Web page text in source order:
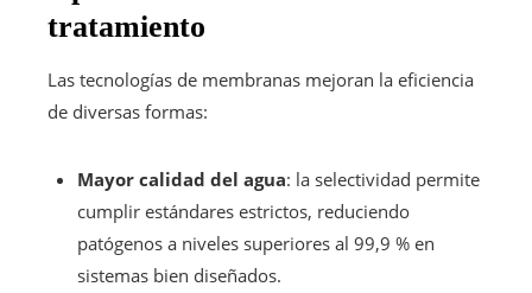
tratamiento
Las tecnologías de membranas mejoran la eficiencia
de diversas formas:
Mayor calidad del agua: la selectividad permite
cumplir estándares estrictos, reduciendo
patógenos a niveles superiores al 99,9 % en
sistemas bien diseñados.